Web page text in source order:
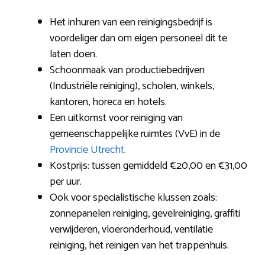
Het inhuren van een reinigingsbedrijf is
voordeliger dan om eigen personeel dit te
laten doen.
Schoonmaak van productiebedrijven
(Industriële reiniging), scholen, winkels,
kantoren, horeca en hotels.
Een uitkomst voor reiniging van
gemeenschappelijke ruimtes (VvE) in de
Provincie Utrecht.
Kostprijs: tussen gemiddeld €20,00 en €31,00
per uur.
Ook voor specialistische klussen zoals:
zonnepanelen reiniging, gevelreiniging, graffiti
verwijderen, vloeronderhoud, ventilatie
reiniging, het reinigen van het trappenhuis.